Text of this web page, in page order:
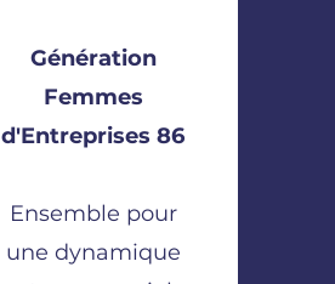
Génération
Femmes
d'Entreprises 86
Ensemble pour
une dynamique